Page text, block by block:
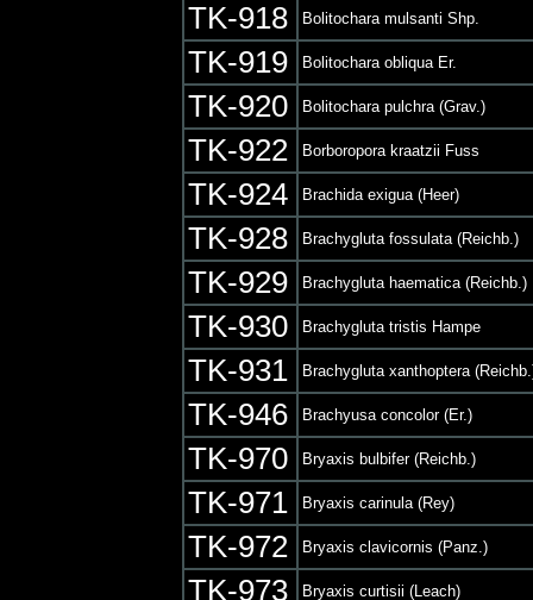
TK-918 Bolitochara mulsanti Shp.
TK-919 Bolitochara obliqua Er.
TK-920 Bolitochara pulchra (Grav.)
TK-922 Borboropora kraatzii Fuss
TK-924 Brachida exigua (Heer)
TK-928 Brachygluta fossulata (Reichb.)
TK-929 Brachygluta haematica (Reichb.)
TK-930 Brachygluta tristis Hampe
TK-931 Brachygluta xanthoptera
TK-946 Brachyusa concolor (Er.)
TK-970 Bryaxis bulbifer (Reichb.)
TK-971 Bryaxis carinula (Rey)
TK-972 Bryaxis clavicornis (Panz.)
TK-973 Bryaxis curtisii (Leach)